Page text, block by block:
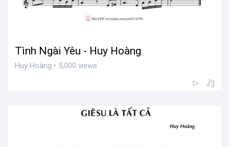
Tình Ngài Yêu - Huy Hoàng
Huy Hoàng • 5,000 views